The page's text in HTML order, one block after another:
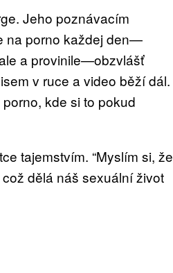
Jeho poznávacím
na porno každej den—
a provinile—obzvlášť
v ruce a video běží dál.
kde si to pokud
tajemstvím. “Myslím si, že
dělá náš sexuální život